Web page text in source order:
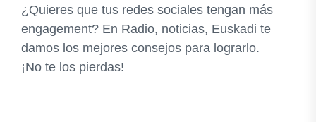
¿Quieres que tus redes sociales tengan más
engagement? En Radio, noticias, Euskadi te
damos los mejores consejos para lograrlo.
¡No te los pierdas!